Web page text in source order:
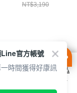
129525WNVAQ
NT$3,190
式之詳情，及若您不希
，請參閱本網站「
隱私
意本公司得按本網站使
官方帳號
時間獲得好康訊